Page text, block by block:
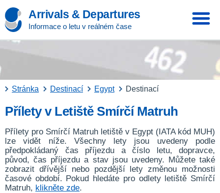
Arrivals & Departures
Informace o letu v reálném čase
Stránka Destinací Egypt Destinací
Přílety v Letiště Smírčí Matruh
Přílety pro Smírčí Matruh letiště v Egypt (IATA kód MUH)
lze vidět níže. Všechny lety jsou uvedeny podle
předpokládaný čas příjezdu a číslo letu, dopravce,
původ, čas příjezdu a stav jsou uvedeny. Můžete také
zobrazit dřívější nebo pozdější lety změnou možnosti
časové období. Pokud hledáte pro odlety letiště Smírčí
Matruh, klikněte zde.